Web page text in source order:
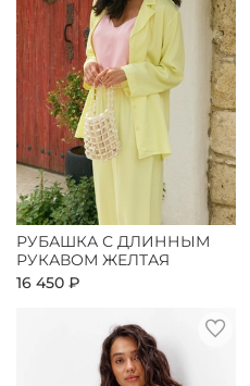
РУБАШКА С ДЛИННЫМ
РУКАВОМ ЖЕЛТАЯ
16 450 ₽